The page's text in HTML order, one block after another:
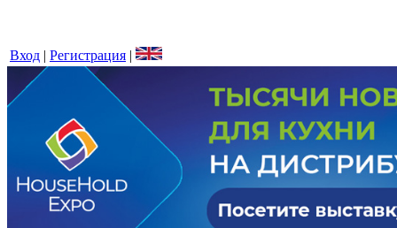
Вход | Регистрация |